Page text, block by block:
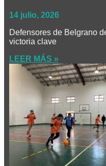
14 julio, 2026
Defensores de Belgrano
victoria clave
LEER MÁS »